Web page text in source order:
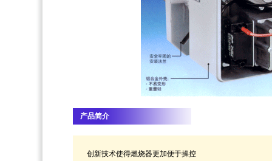
产品简介
创新技术使得燃烧器更加便于操控